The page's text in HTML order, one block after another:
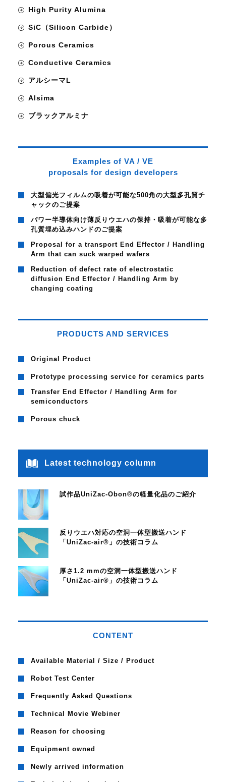
High Purity Alumina
SiC（Silicon Carbide）
Porous Ceramics
Conductive Ceramics
アルシーマL
Alsima
ブラックアルミナ
Examples of VA / VE
proposals for design developers
大型偏光フィルムの吸着が可能な500角の大型多孔質チ
ャックのご提案
パワー半導体向け薄反りウエハの保持・吸着が可能な多
孔質埋め込みハンドのご提案
Proposal for a transport End Effector / Handling
Arm that can suck warped wafers
Reduction of defect rate of electrostatic
diffusion End Effector / Handling Arm by
changing coating
PRODUCTS AND SERVICES
Original Product
Prototype processing service for ceramics parts
Transfer End Effector / Handling Arm for
semiconductors
Porous chuck
Latest technology column
試作品UniZac-Obon®の軽量化品のご紹介
反りウエハ対応の空洞一体型搬送ハンド
「UniZac-air®」の技術コラム
厚さ1.2 mmの空洞一体型搬送ハンド
「UniZac-air®」の技術コラム
CONTENT
Available Material / Size / Product
Robot Test Center
Frequently Asked Questions
Technical Movie Webiner
Reason for choosing
Equipment owned
Newly arrived information